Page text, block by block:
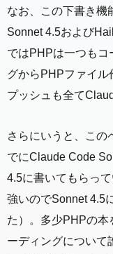
なお、この下書き機
Sonnet 4.5および
ではPHPは一つもコ
グからPHPファイル
プッシュも全て
さらにいうと、この
でにClaude Code
4.5に書いてもらっ
強いのでSonnet 4.5
た）。多少PHPの本
ーディングについて